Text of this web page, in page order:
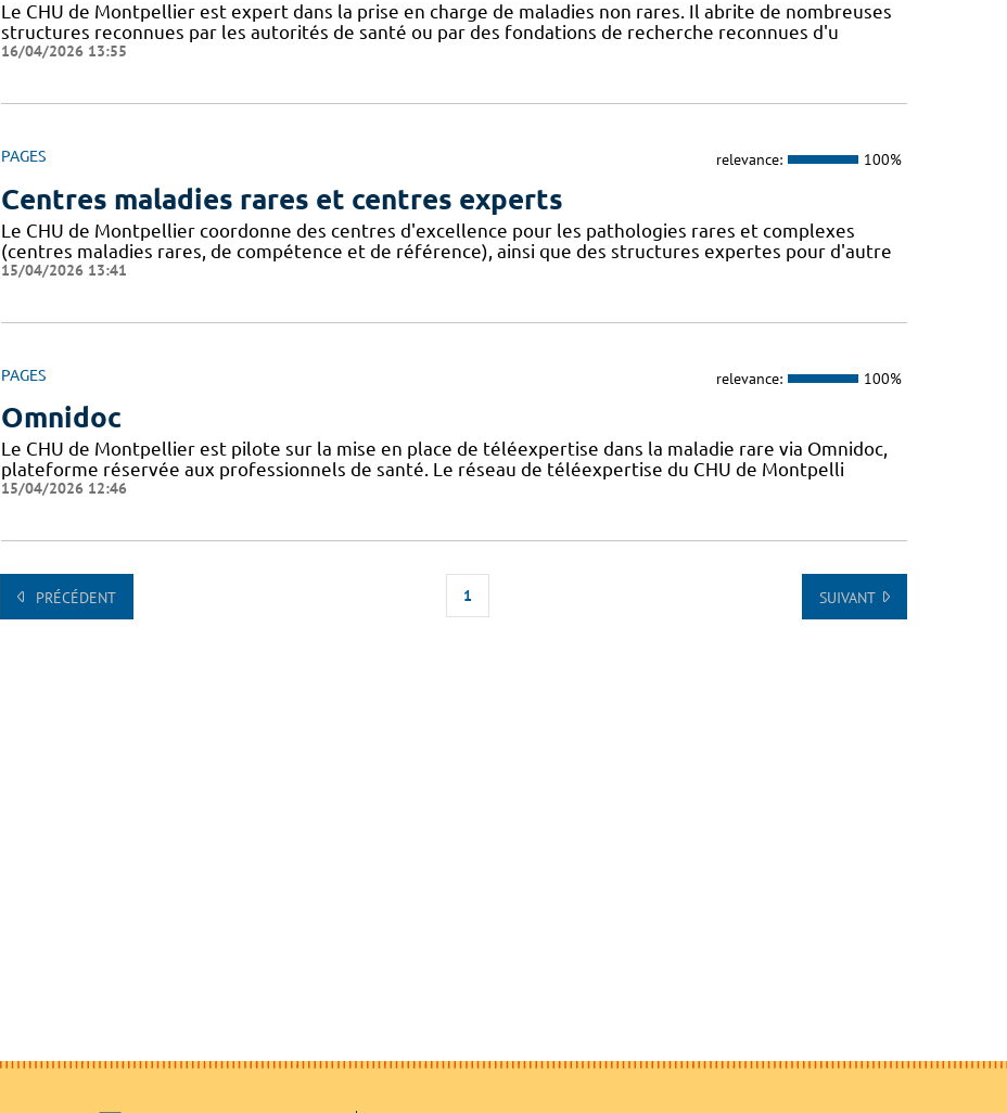
Le CHU de Montpellier est expert dans la prise en charge de maladies non rares. Il abrite de nombreuses
structures reconnues par les autorités de santé ou par des fondations de recherche reconnues d'u
16/04/2026 13:55
PAGES relevance: 100%
Centres maladies rares et centres experts
Le CHU de Montpellier coordonne des centres d'excellence pour les pathologies rares et complexes
(centres maladies rares, de compétence et de référence), ainsi que des structures expertes pour d'autre
15/04/2026 13:41
PAGES relevance: 100%
Omnidoc
Le CHU de Montpellier est pilote sur la mise en place de téléexpertise dans la maladie rare via Omnidoc,
plateforme réservée aux professionnels de santé. Le réseau de téléexpertise du CHU de Montpelli
15/04/2026 12:46
PRÉCÉDENT 1 SUIVANT